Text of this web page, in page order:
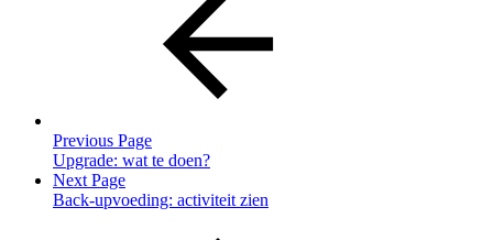
Previous Page
Upgrade: wat te doen?
Next Page
Back-upvoeding: activiteit zien